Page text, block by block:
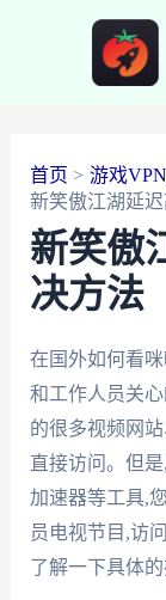
首页
游戏
新笑傲江湖延
新笑傲
决方法
在国外如何看
和工作人员关
的很多视频网
直接访问。但
加速器等工具,
员电视节目,访
了解一下具体的